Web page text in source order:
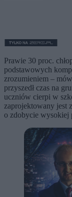
Prawie 30 proc.
podstawowych
zrozumieniem –
przyszedł czas na
uczniów cierpi w
zaprojektowany jest
o zdobycie wysokiej